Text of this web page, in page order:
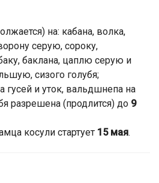
на: кабана, волка,
серую, сороку,
баклана, цаплю серую и
сизого голубя;
гусей и уток, вальдшнепа на
разрешена (продлится) до 9
косули стартует 15 мая.